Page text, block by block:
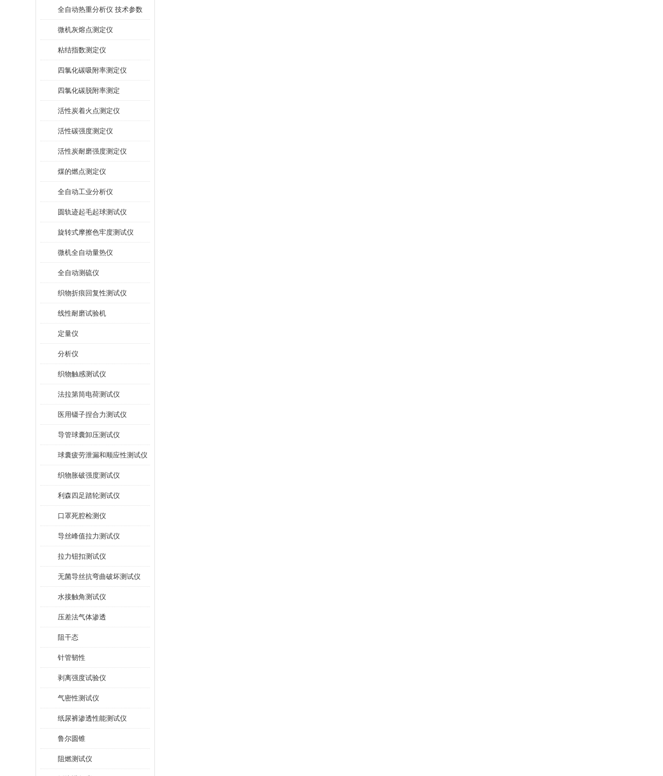
全自动热重分析仪 技术参数
微机灰熔点测定仪
粘结指数测定仪
四氯化碳吸附率测定仪
四氯化碳脱附率测定
活性炭着火点测定仪
活性碳强度测定仪
活性炭耐磨强度测定仪
煤的燃点测定仪
全自动工业分析仪
圆轨迹起毛起球测试仪
旋转式摩擦色牢度测试仪
微机全自动量热仪
全自动测硫仪
织物折痕回复性测试仪
线性耐磨试验机
定量仪
分析仪
织物触感测试仪
法拉第筒电荷测试仪
医用镊子捏合力测试仪
导管球囊卸压测试仪
球囊疲劳泄漏和顺应性测试仪
织物胀破强度测试仪
利森四足踏轮测试仪
口罩死腔检测仪
导丝峰值拉力测试仪
拉力钮扣测试仪
无菌导丝抗弯曲破坏测试仪
水接触角测试仪
压差法气体渗透
阻干态
针管韧性
剥离强度试验仪
气密性测试仪
纸尿裤渗透性能测试仪
鲁尔圆锥
阻燃测试仪